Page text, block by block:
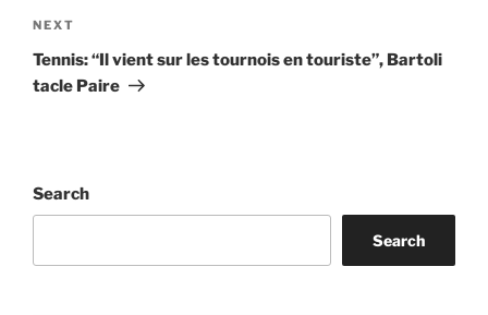
Next
Post
NEXT
Tennis: “Il vient sur les tournois en touriste”, Bartoli
tacle Paire
Search
Search